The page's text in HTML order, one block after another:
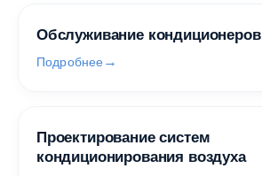
Обслуживание кондиционеров
Подробнее
Проектирование систем
кондиционирования воздуха